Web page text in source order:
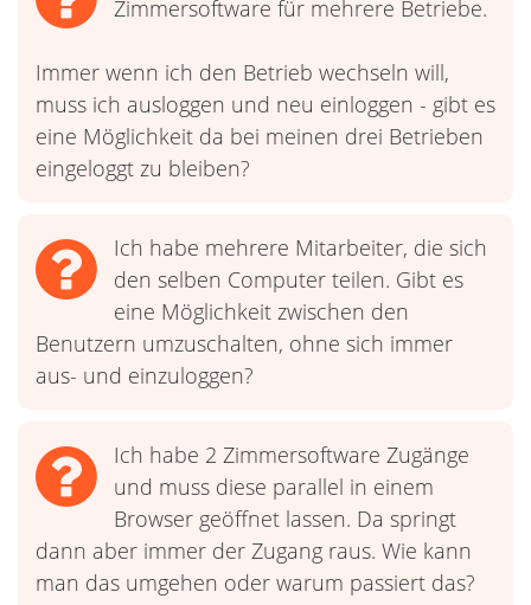
Zimmersoftware für mehrere Betriebe.
Immer wenn ich den Betrieb wechseln will,
muss ich ausloggen und neu einloggen - gibt es
eine Möglichkeit da bei meinen drei Betrieben
eingeloggt zu bleiben?
Ich habe mehrere Mitarbeiter, die sich
den selben Computer teilen. Gibt es
eine Möglichkeit zwischen den
Benutzern umzuschalten, ohne sich immer
aus- und einzuloggen?
Ich habe 2 Zimmersoftware Zugänge
und muss diese parallel in einem
Browser geöffnet lassen. Da springt
dann aber immer der Zugang raus. Wie kann
man das umgehen oder warum passiert das?